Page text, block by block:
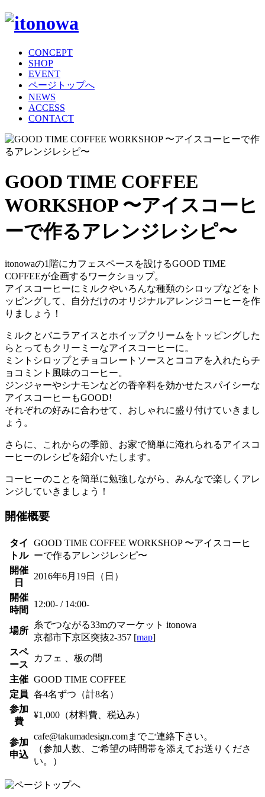
CONCEPT
SHOP
EVENT
ページトップへ
NEWS
ACCESS
CONTACT
GOOD TIME COFFEE
WORKSHOP 〜アイスコーヒ
ーで作るアレンジレシピ〜
itonowaの1階にカフェスペースを設けるGOOD TIME
COFFEEが企画するワークショップ。
アイスコーヒーにミルクやいろんな種類のシロップなどをト
ッピングして、自分だけのオリジナルアレンジコーヒーを作
りましょう！
ミルクとバニラアイスとホイップクリームをトッピングした
らとってもクリーミーなアイスコーヒーに。
ミントシロップとチョコレートソースとココアを入れたらチ
ョコミント風味のコーヒー。
ジンジャーやシナモンなどの香辛料を効かせたスパイシーな
アイスコーヒーもGOOD!
それぞれの好みに合わせて、おしゃれに盛り付けていきまし
ょう。
さらに、これからの季節、お家で簡単に淹れられるアイスコ
ーヒーのレシピを紹介いたします。
コーヒーのことを簡単に勉強しながら、みんなで楽しくアレ
ンジしていきましょう！
開催概要
タイ
トル
GOOD TIME COFFEE WORKSHOP 〜アイスコーヒ
ーで作るアレンジレシピ〜
開催
日
2016年6月19日（日）
開催
時間
12:00- / 14:00-
場所
糸でつながる33mのマーケット itonowa
京都市下京区突抜2-357 [map]
スペ
ース
カフェ 、板の間
主催 GOOD TIME COFFEE
定員 各4名ずつ（計8名）
参加
費
¥1,000（材料費、税込み）
参加
申込
cafe@takumadesign.comまでご連絡下さい。
（参加人数、ご希望の時間帯を添えてお送りくださ
い。）